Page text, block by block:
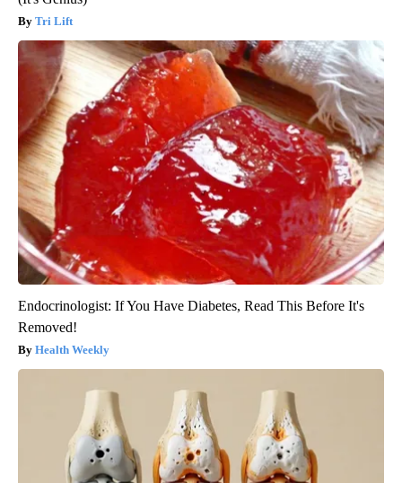
Tri Lift
Endocrinologist: If You Have Diabetes, Read This Before It's
Removed!
Health Weekly